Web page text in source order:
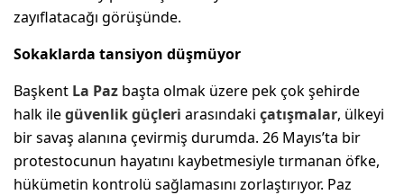
zayıflatacağı görüşünde.
Sokaklarda tansiyon düşmüyor
Başkent La Paz başta olmak üzere pek çok şehirde
halk ilegüvenlik güçleri arasındaki çatışmalar, ülkeyi
bir savaş alanına çevirmiş durumda. 26 Mayıs’ta bir
protestocunun hayatını kaybetmesiyle tırmanan öfke,
hükümetin kontrolü sağlamasını zorlaştırıyor. Paz